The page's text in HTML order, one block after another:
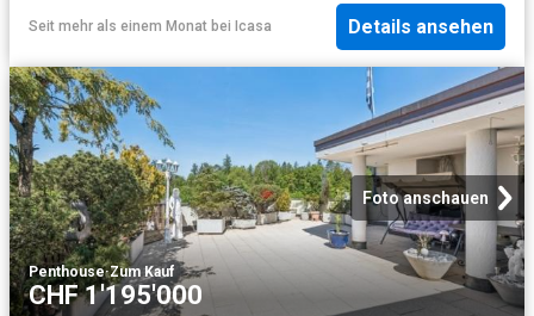
Seit mehr als einem Monat bei Icasa Details ansehen
Foto anschauen
Penthouse·Zum Kauf
CHF 1'195'000